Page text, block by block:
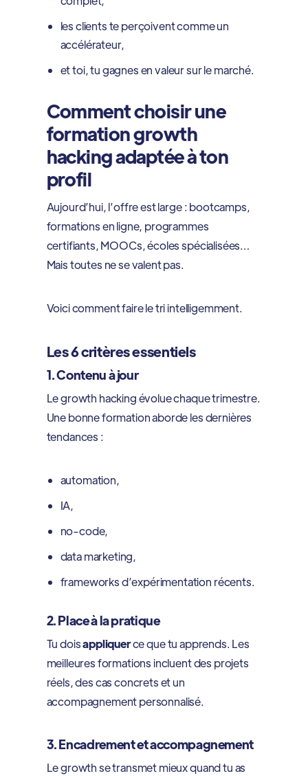
les clients te perçoivent comme un
accélérateur,
et toi, tu gagnes en valeur sur le marché.
Comment choisir une
formation growth
hacking adaptée à ton
profil
Aujourd’hui, l’offre est large : bootcamps,
formations en ligne, programmes
certifiants, MOOCs, écoles spécialisées…
Mais toutes ne se valent pas.
Voici comment faire le tri intelligemment.
Les 6 critères essentiels
1. Contenu à jour
Le growth hacking évolue chaque trimestre.
Une bonne formation aborde les dernières
tendances :
automation,
IA,
no-code,
data marketing,
frameworks d’expérimentation récents.
2. Place à la pratique
Tu doisappliquerce que tu apprends. Les
meilleures formations incluent des projets
réels, des cas concrets et un
accompagnement personnalisé.
3. Encadrement et accompagnement
Le growth se transmet mieux quand tu as